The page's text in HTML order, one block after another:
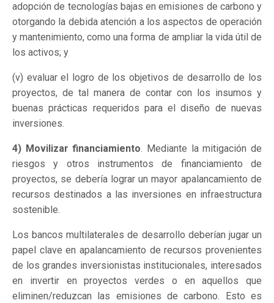
adopción de tecnologías bajas en emisiones de carbono y
otorgando la debida atención a los aspectos de operación
y mantenimiento, como una forma de ampliar la vida útil de
los activos; y
(v) evaluar el logro de los objetivos de desarrollo de los
proyectos, de tal manera de contar con los insumos y
buenas prácticas requeridos para el diseño de nuevas
inversiones.
4) Movilizar financiamiento. Mediante la mitigación de
riesgos y otros instrumentos de financiamiento de
proyectos, se debería lograr un mayor apalancamiento de
recursos destinados a las inversiones en infraestructura
sostenible.
Los bancos multilaterales de desarrollo deberían jugar un
papel clave en apalancamiento de recursos provenientes
de los grandes inversionistas institucionales, interesados
en invertir en proyectos verdes o en aquellos que
eliminen/reduzcan las emisiones de carbono. Esto es